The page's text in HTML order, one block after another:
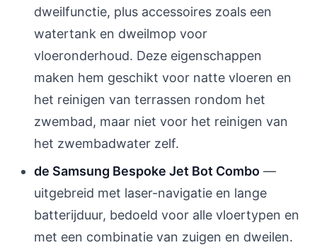
dweilfunctie, plus accessoires zoals een
watertank en dweilmop voor
vloeronderhoud. Deze eigenschappen
maken hem geschikt voor natte vloeren en
het reinigen van terrassen rondom het
zwembad, maar niet voor het reinigen van
het zwembadwater zelf.
de Samsung Bespoke Jet Bot Combo —
uitgebreid met laser-navigatie en lange
batterijduur, bedoeld voor alle vloertypen en
met een combinatie van zuigen en dweilen.